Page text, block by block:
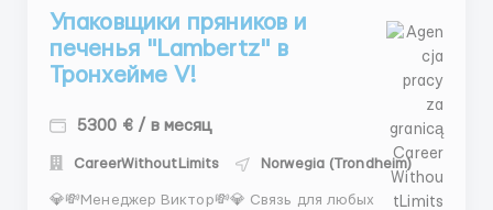
Упаковщики пряников и
печенья "Lambertz" в
Тронхейме V!
5300 € / в месяц
CareerWithoutLimits Norwegia (Trondheim)
💎💸Менеджер Виктор💸💎 Связь для любых